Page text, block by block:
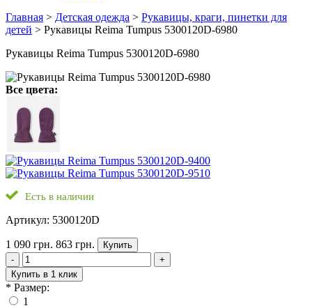
Главная > Детская одежда > Рукавицы, краги, пинетки для
детей > Рукавицы Reima Tumpus 5300120D-6980
Рукавицы Reima Tumpus 5300120D-6980
Все цвета:
Есть в наличии
Артикул: 5300120D
1 090 грн. 863 грн.
Купить
-
+
Купить в 1 клик
* Размер:
1